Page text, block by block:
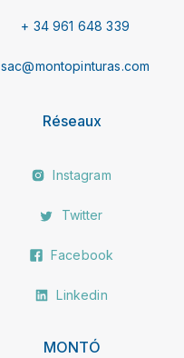
+ 34 961 648 339
sac@montopinturas.com
Réseaux
Instagram
Twitter
Facebook
Linkedin
MONTÓ